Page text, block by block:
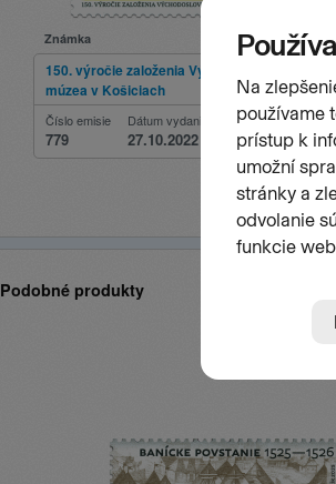
Známka
150. výročie založenia Východoslovenského
múzea v Košiciach
Číslo emisie
779
Dátum vydania
27.10.2022
Podobné produkty